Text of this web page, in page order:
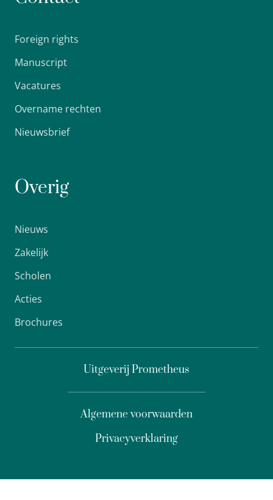
Foreign rights
Manuscript
Vacatures
Overname rechten
Nieuwsbrief
Overig
Nieuws
Zakelijk
Scholen
Acties
Brochures
Uitgeverij Prometheus
Privacyverklaring
Algemene voorwaarden